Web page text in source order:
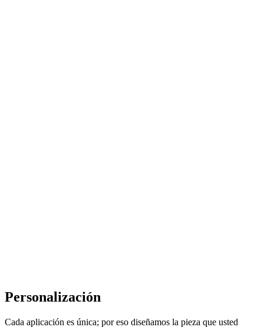
Personalización
Cada aplicación es única; por eso diseñamos la pieza que usted